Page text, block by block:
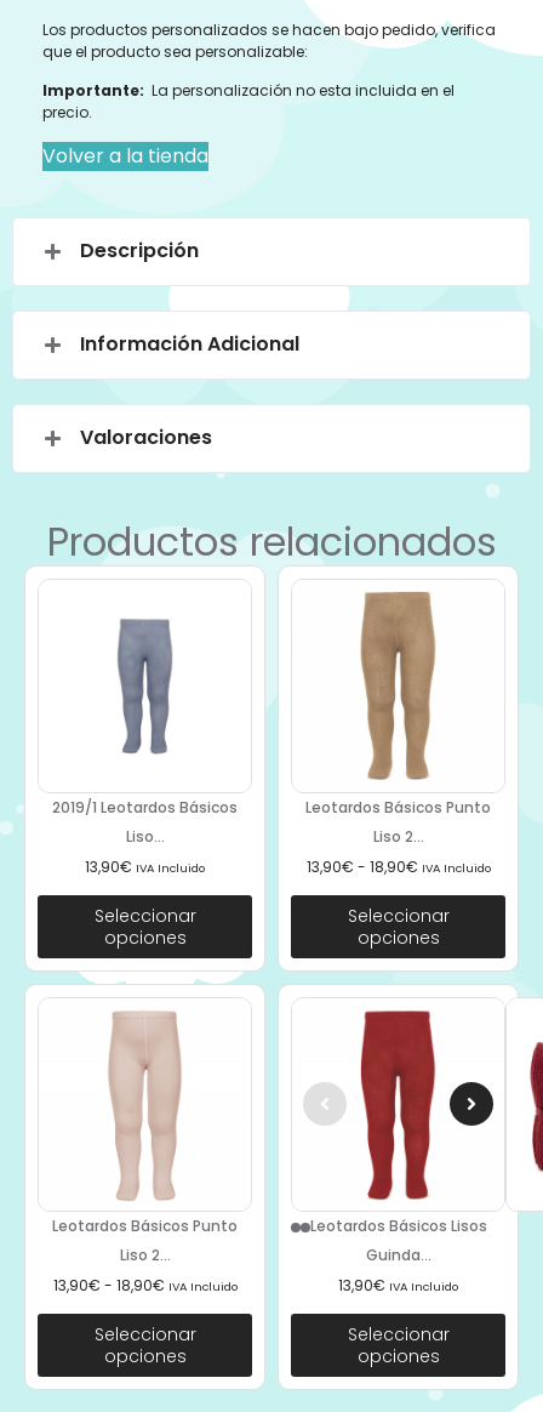
Los productos personalizados se hacen bajo pedido, verifica
que el producto sea personalizable:
Importante: La personalización no esta incluida en el
precio.
Volver a la tienda
Descripción
Información Adicional
Valoraciones
Productos relacionados
2019/1 Leotardos Básicos
Liso...
13,90€ IVA Incluido
Seleccionar
opciones
Leotardos Básicos Punto
Liso 2...
13,90€ - 18,90€ IVA Incluido
Seleccionar
opciones
Leotardos Básicos Punto
Liso 2...
13,90€ - 18,90€ IVA Incluido
Seleccionar
opciones
Leotardos Básicos Lisos
Guinda...
13,90€ IVA Incluido
Seleccionar
opciones